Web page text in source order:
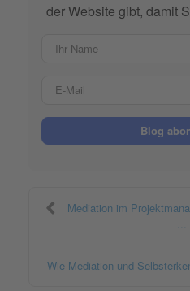
der Website gibt, damit
Blog
Mediation im
Wie Mediation und